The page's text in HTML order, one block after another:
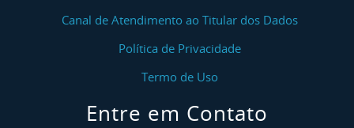
Canal de Atendimento ao Titular dos Dados
Política de Privacidade
Termo de Uso
Entre em Contato